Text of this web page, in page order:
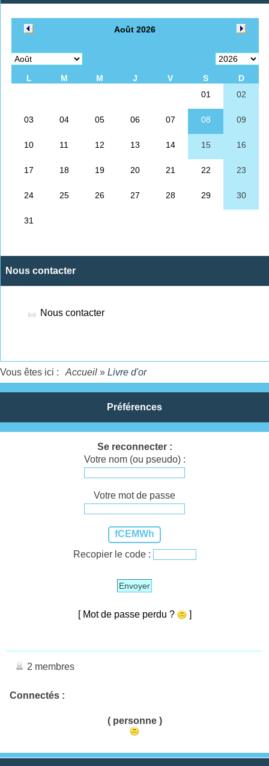
Nous contacter
Nous contacter
Vous êtes ici : Accueil » Livre d'or
Préférences
Se reconnecter :
Votre nom (ou pseudo) :
Votre mot de passe
fCEMWh
Recopier le code :
Envoyer
[ Mot de passe perdu ? ]
2 membres
Connectés :
( personne )